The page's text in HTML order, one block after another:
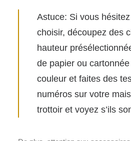
Astuce: Si vous
choisir, découpez des
hauteur
de papier ou
couleur et faites des
numéros sur votre
trottoir et voyez s’ils